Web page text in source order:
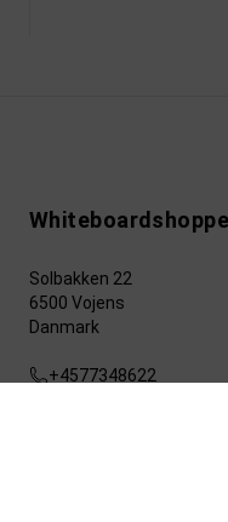
Solbakken 22
6500 Vojens
Danmark
+4577348622